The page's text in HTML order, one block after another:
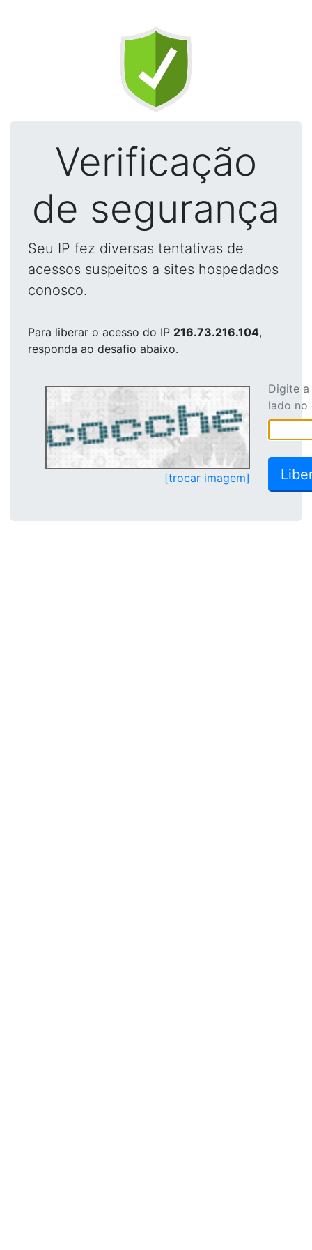
Verificação
de segurança
Seu IP fez diversas tentativas de
acessos suspeitos a sites hospedados
conosco.
Para liberar o acesso do IP 216.73.216.104,
responda ao desafio abaixo.
[trocar imagem]
Digite
lado no